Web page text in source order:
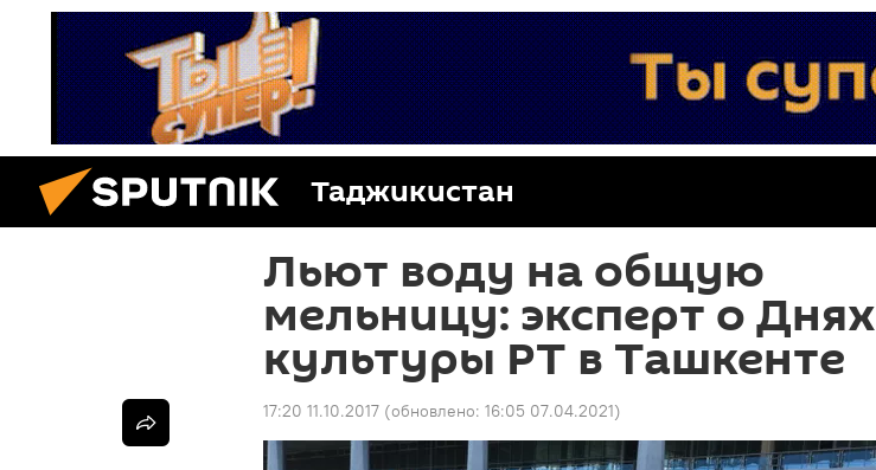
Таджикистан
Льют воду на общую
мельницу: эксперт о Днях
культуры РТ в Ташкенте
17:20 11.10.2017 (обновлено: 16:05 07.04.2021)